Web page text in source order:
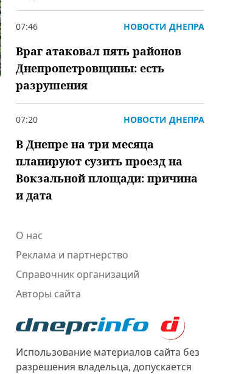
07:46 НОВОСТИ ДНЕПРА
Враг атаковал пять районов
Днепропетровщины: есть
разрушения
07:20 НОВОСТИ ДНЕПРА
В Днепре на три месяца
планируют сузить проезд на
Вокзальной площади: причина
и дата
О нас
Реклама и партнерство
Справочник организаций
Авторы сайта
Использование материалов сайта без
разрешения владельца, допускается